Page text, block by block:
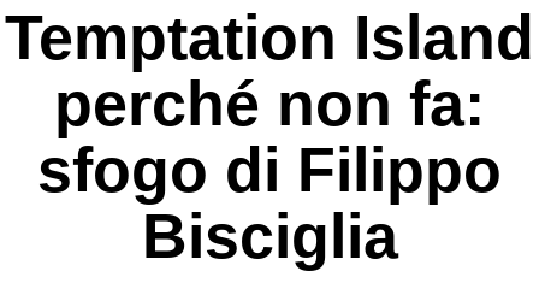
Temptation Island
perché non fa:
sfogo di Filippo
Bisciglia